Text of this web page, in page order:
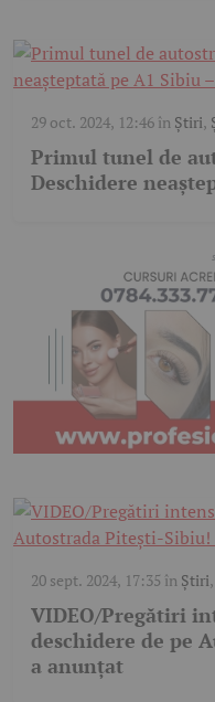
29 oct. 2024, 12:46 în Știri,
Primul tunel de
Deschidere
20 sept. 2024, 17:35 în Știri,
VIDEO/Pregătiri
deschidere de pe
a anunțat